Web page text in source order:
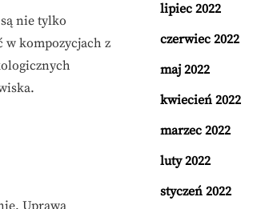
nie tylko
w kompozycjach z
lipiec 2022
czerwiec 2022
maj 2022
kwiecień 2022
marzec 2022
luty 2022
styczeń 2022